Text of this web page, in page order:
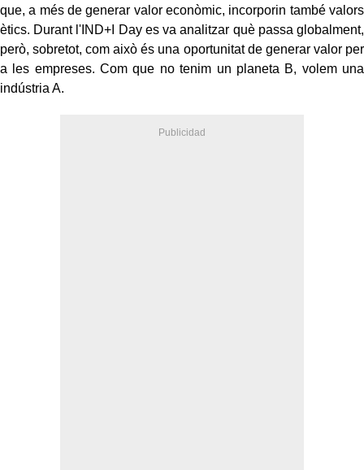
que, a més de generar valor econòmic, incorporin també valors
ètics. Durant l'IND+I Day es va analitzar què passa globalment,
però, sobretot, com això és una oportunitat de generar valor per
a les empreses. Com que no tenim un planeta B, volem una
indústria A.